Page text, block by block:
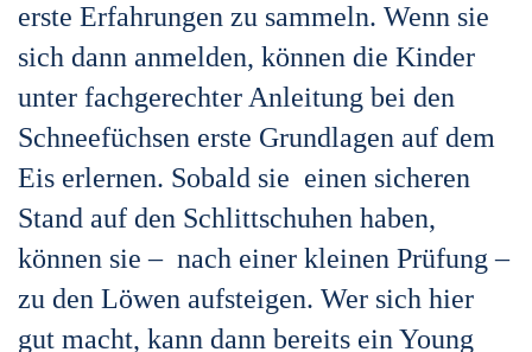
erste Erfahrungen zu sammeln. Wenn sie
sich dann anmelden, können die Kinder
unter fachgerechter Anleitung bei den
Schneefüchsen erste Grundlagen auf dem
Eis erlernen. Sobald sie einen sicheren
Stand auf den Schlittschuhen haben,
können sie – nach einer kleinen Prüfung –
zu den Löwen aufsteigen. Wer sich hier
gut macht, kann dann bereits ein Young